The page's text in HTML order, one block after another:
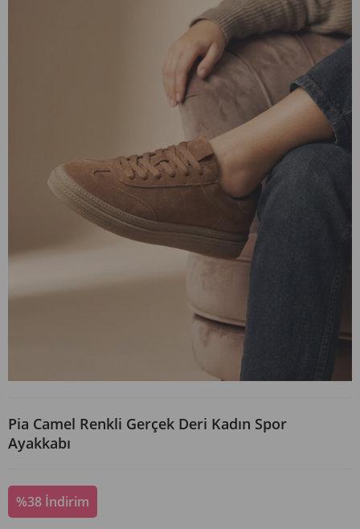
Pia Camel Renkli Gerçek Deri Kadın Spor
Ayakkabı
%38 İndirim